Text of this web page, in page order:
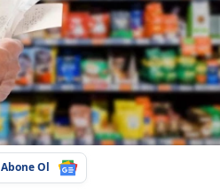
Abone Ol